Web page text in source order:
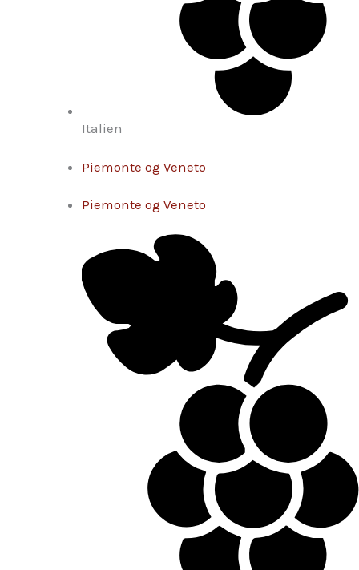
Italien
Piemonte og Veneto
Piemonte og Veneto